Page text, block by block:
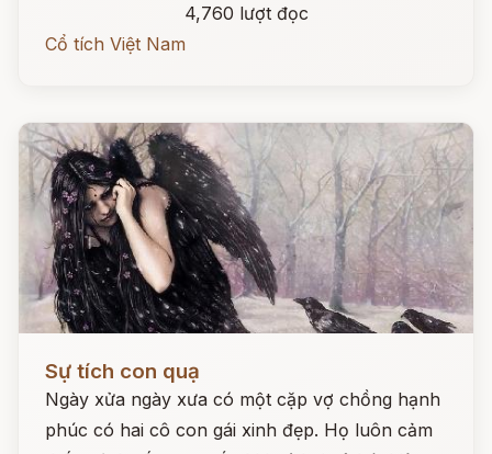
4,760 lượt đọc
Cổ tích Việt Nam
Sự tích con quạ
Ngày xửa ngày xưa có một cặp vợ chồng hạnh
phúc có hai cô con gái xinh đẹp. Họ luôn cảm